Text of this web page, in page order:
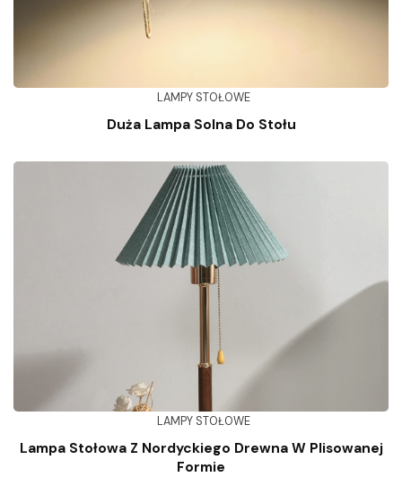
LAMPY STOŁOWE
Duża Lampa Solna Do Stołu
LAMPY STOŁOWE
Lampa Stołowa Z Nordyckiego Drewna W Plisowanej
Formie